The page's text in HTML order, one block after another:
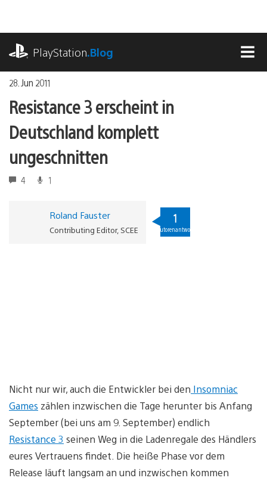
springen
PlayStation.Blog
28. Jun 2011
Resistance 3 erscheint in
Deutschland komplett
ungeschnitten
4 1
Roland Fauster
Contributing Editor, SCEE
1
Autorenantwort
Nicht nur wir, auch die Entwickler bei den Insomniac
Games zählen inzwischen die Tage herunter bis Anfang
September (bei uns am 9. September) endlich
Resistance 3 seinen Weg in die Ladenregale des Händlers
eures Vertrauens findet. Die heiße Phase vor dem
Release läuft langsam an und inzwischen kommen